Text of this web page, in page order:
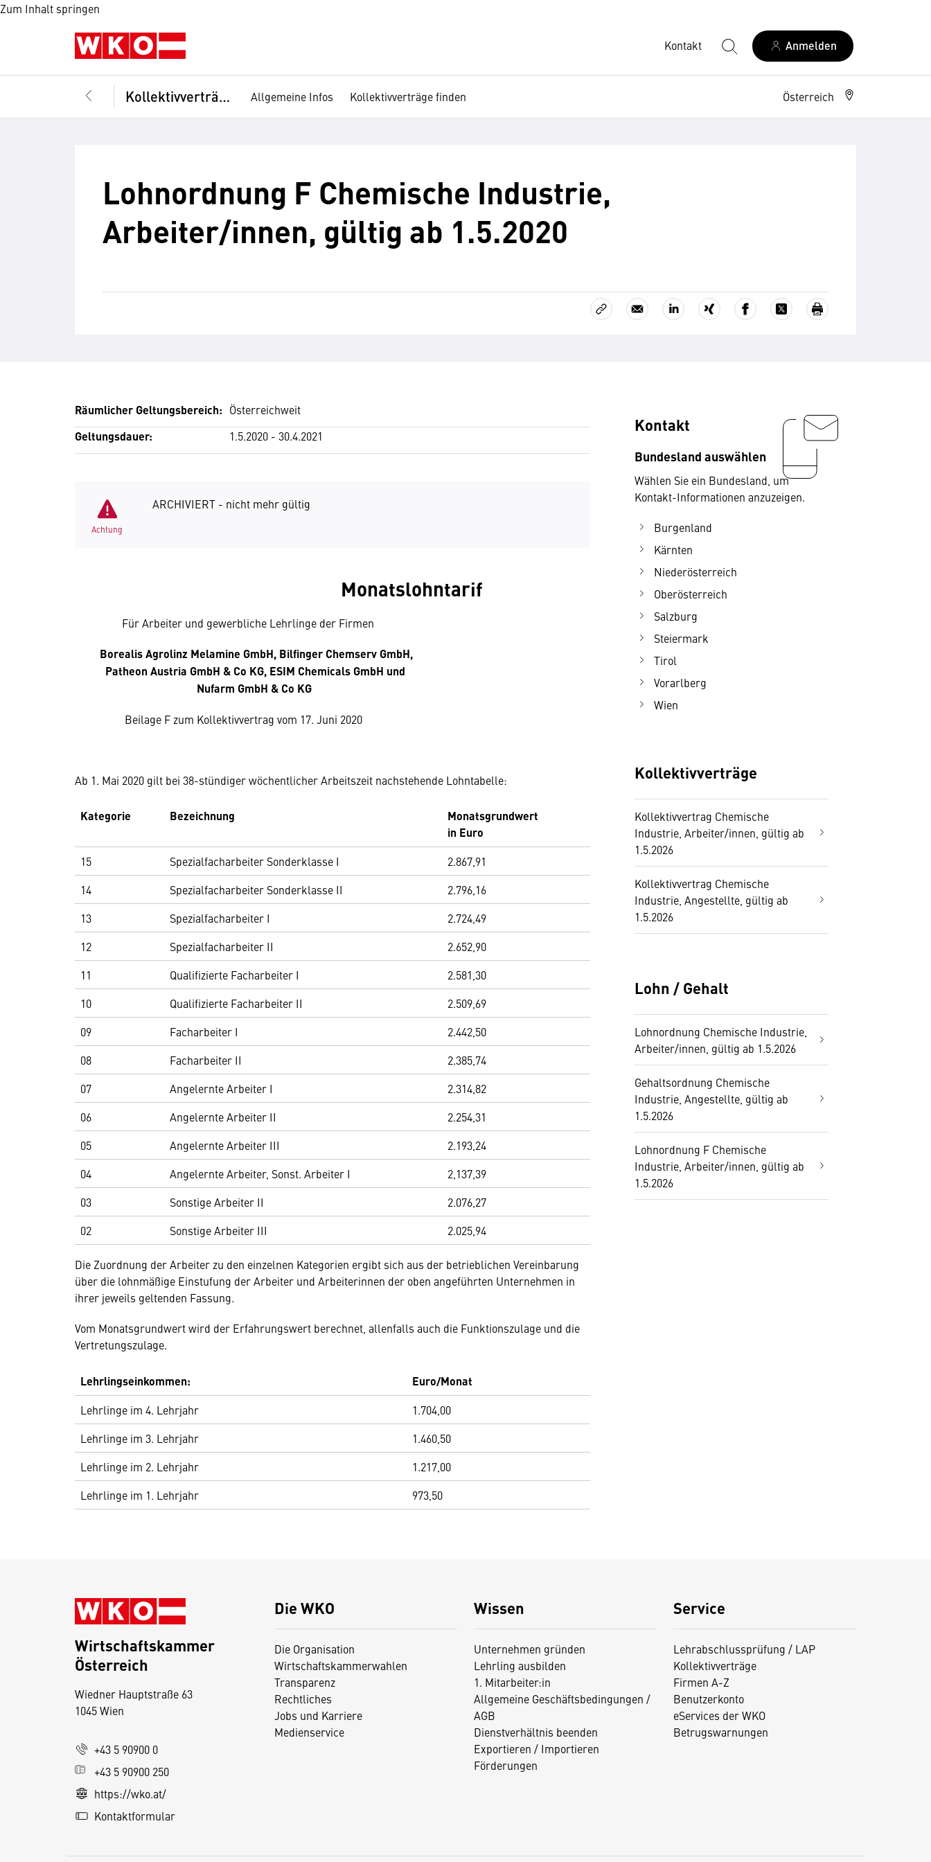
Zum Inhalt springen
Kontakt Anmelden
Kollektivverträge Allgemeine Infos Kollektivverträge finden Österreich
Lohnordnung F Chemische Industrie,
Arbeiter/innen, gültig ab 1.5.2020
Räumlicher Geltungsbereich: Österreichweit
Geltungsdauer: 1.5.2020 - 30.4.2021
Achtung
ARCHIVIERT - nicht mehr gültig
Monatslohntarif
Für Arbeiter und gewerbliche Lehrlinge der Firmen
Borealis Agrolinz Melamine GmbH, Bilfinger Chemserv GmbH,
Patheon Austria GmbH & Co KG, ESIM Chemicals GmbH und
Nufarm GmbH & Co KG
Beilage F zum Kollektivvertrag vom 17. Juni 2020
Ab 1. Mai 2020 gilt bei 38-stündiger wöchentlicher Arbeitszeit nachstehende Lohntabelle:
Kategorie Bezeichnung
Monatsgrundwert
in Euro
15 Spezialfacharbeiter Sonderklasse I
2.867,91
14
Spezialfacharbeiter Sonderklasse II
2.796,16
13
Spezialfacharbeiter I
2.724,49
12
Spezialfacharbeiter II
2.652,90
11
Qualifizierte Facharbeiter I
2.581,30
10
Qualifizierte Facharbeiter II
2.509,69
09
Facharbeiter I
2.442,50
08
Facharbeiter II
2.385,74
07
Angelernte Arbeiter I
2.314,82
06
Angelernte Arbeiter II
2.254,31
05
Angelernte Arbeiter III
2.193,24
04
Angelernte Arbeiter, Sonst. Arbeiter I
2,137,39
03
Sonstige Arbeiter II
2.076,27
02
Sonstige Arbeiter III 2.025,94
Die Zuordnung der Arbeiter zu den einzelnen Kategorien ergibt sich aus der betrieblichen Vereinbarung
über die lohnmäßige Einstufung der Arbeiter und Arbeiterinnen der oben angeführten Unternehmen in
ihrer jeweils geltenden Fassung.
Vom Monatsgrundwert wird der Erfahrungswert berechnet, allenfalls auch die Funktionszulage und die
Vertretungszulage.
Lehrlingseinkommen: Euro/Monat
Lehrlinge im 4. Lehrjahr
1.704,00
Lehrlinge im 3. Lehrjahr
1.460,50
Lehrlinge im 2. Lehrjahr
1.217,00
Lehrlinge im 1. Lehrjahr
973,50
Kontakt
Bundesland auswählen
Wählen Sie ein Bundesland, um
Kontakt-Informationen anzuzeigen.
Burgenland
Kärnten
Niederösterreich
Oberösterreich
Salzburg
Steiermark
Tirol
Vorarlberg
Wien
Kollektivverträge
Kollektivvertrag Chemische
Industrie, Arbeiter/innen, gültig ab
1.5.2026
Kollektivvertrag Chemische
Industrie, Angestellte, gültig ab
1.5.2026
Lohn / Gehalt
Lohnordnung Chemische Industrie,
Arbeiter/innen, gültig ab 1.5.2026
Gehaltsordnung Chemische
Industrie, Angestellte, gültig ab
1.5.2026
Lohnordnung F Chemische
Industrie, Arbeiter/innen, gültig ab
1.5.2026
Die WKO
Die Organisation
Wirtschaftskammerwahlen
Transparenz
Rechtliches
Jobs und Karriere
Medienservice
Wissen
Unternehmen gründen
Lehrling ausbilden
1. Mitarbeiter:in
Allgemeine Geschäftsbedingungen /
AGB
Dienstverhältnis beenden
Exportieren / Importieren
Förderungen
Service
Lehrabschlussprüfung / LAP
Kollektivverträge
Firmen A-Z
Benutzerkonto
eServices der WKO
Betrugswarnungen
Wirtschaftskammer
Österreich
Wiedner Hauptstraße 63
1045 Wien
+43 5 90900 0
+43 5 90900 250
https://wko.at/
Kontaktformular